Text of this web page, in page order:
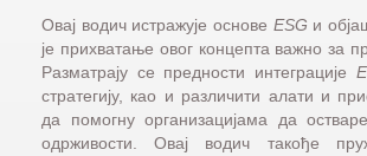
Овај водич истражује основе ESG и
је прихватање овог концепта важно за
Разматрају се предности интеграције
стратегију, као и различити алати и
да помогну организацијама да
одрживости. Овај водич такође